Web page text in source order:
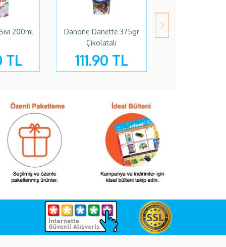
200ml
TL
Danone Danette 375gr
Çikolatalı
111.90 TL